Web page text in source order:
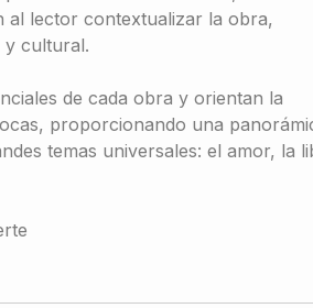
al lector contextualizar la obra,
y cultural.
de cada obra y orientan la
proporcionando una
temas universales: el amor, la